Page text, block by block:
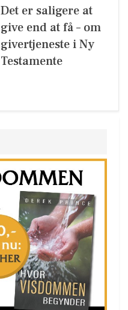
Det er saligere at
give end at få – om
givertjeneste i Ny
Testamente